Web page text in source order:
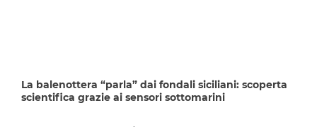
La balenottera “parla” dai fondali siciliani: scoperta
scientifica grazie ai sensori sottomarini